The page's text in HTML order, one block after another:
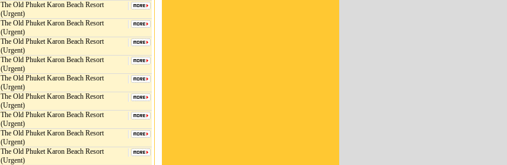
The Old Phuket Karon Beach Resort
(Urgent)
The Old Phuket Karon Beach Resort
(Urgent)
The Old Phuket Karon Beach Resort
(Urgent)
The Old Phuket Karon Beach Resort
(Urgent)
The Old Phuket Karon Beach Resort
(Urgent)
The Old Phuket Karon Beach Resort
(Urgent)
The Old Phuket Karon Beach Resort
(Urgent)
The Old Phuket Karon Beach Resort
(Urgent)
The Old Phuket Karon Beach Resort
(Urgent)